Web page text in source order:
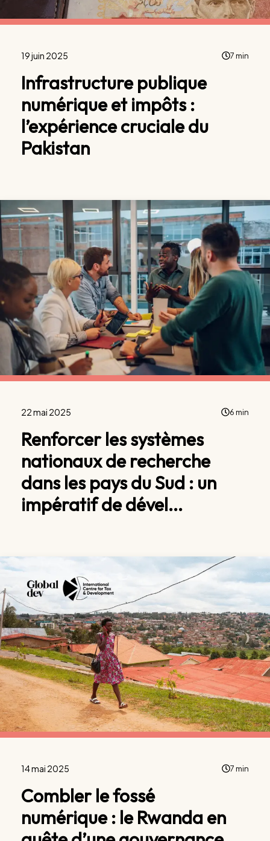
19 juin 2025 7 min
Infrastructure publique
numérique et impôts :
l’expérience cruciale du
Pakistan
22 mai 2025 6 min
Renforcer les systèmes
nationaux de recherche
dans les pays du Sud : un
impératif de dével...
14 mai 2025 7 min
Combler le fossé
numérique : le Rwanda en